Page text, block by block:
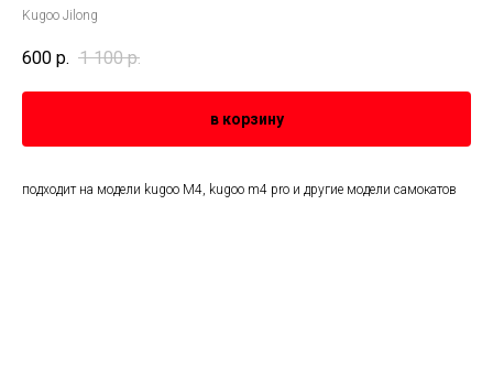
Kugoo Jilong
600 р. 1 100 р.
в корзину
подходит на модели kugoo M4, kugoo m4 pro и другие модели самокатов